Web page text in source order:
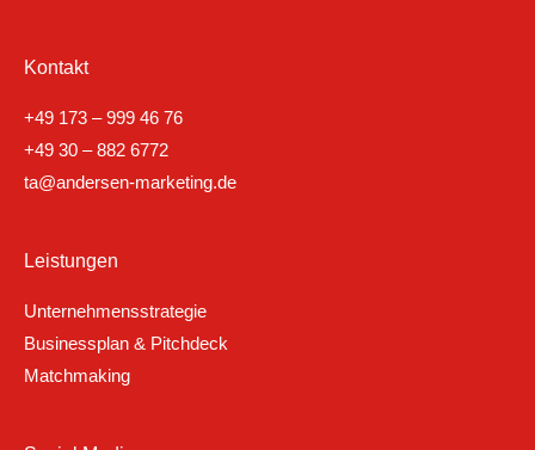
Kontakt
+49 173 – 999 46 76
+49 30 – 882 6772
ta@andersen-marketing.de
Leistungen
Unternehmensstrategie
Businessplan & Pitchdeck
Matchmaking